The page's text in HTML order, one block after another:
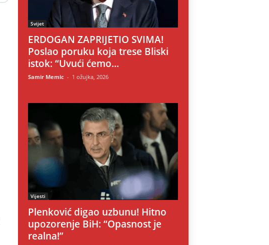
Svijet
ERDOGAN ZAPRIJETIO SVIMA!
Poslao poruku koja trese Bliski
istok: “Uvući ćemo...
Samir Memic - 1 ožujka, 2026
Vijesti
Plenković digao uzbunu! Hitno
upozorenje BiH: “Opasnost je
realna!”